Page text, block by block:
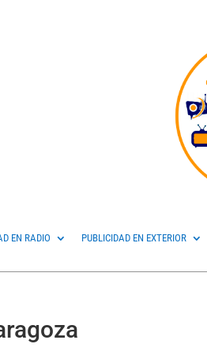
EN RADIO PUBLICIDAD EN EXTERIOR